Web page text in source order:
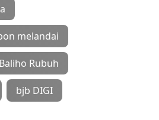
melandai
Baliho Rubuh
bjb DIGI